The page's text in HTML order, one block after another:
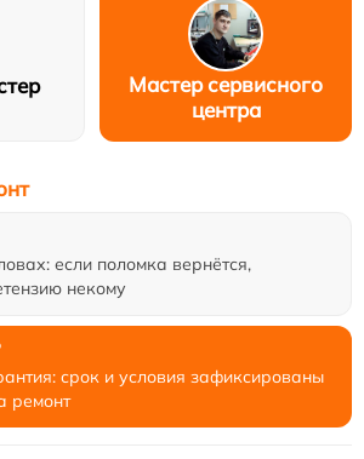
Мастер сервисного
центра
если поломка вернётся,
некому
срок и условия зафиксированы
ремонт